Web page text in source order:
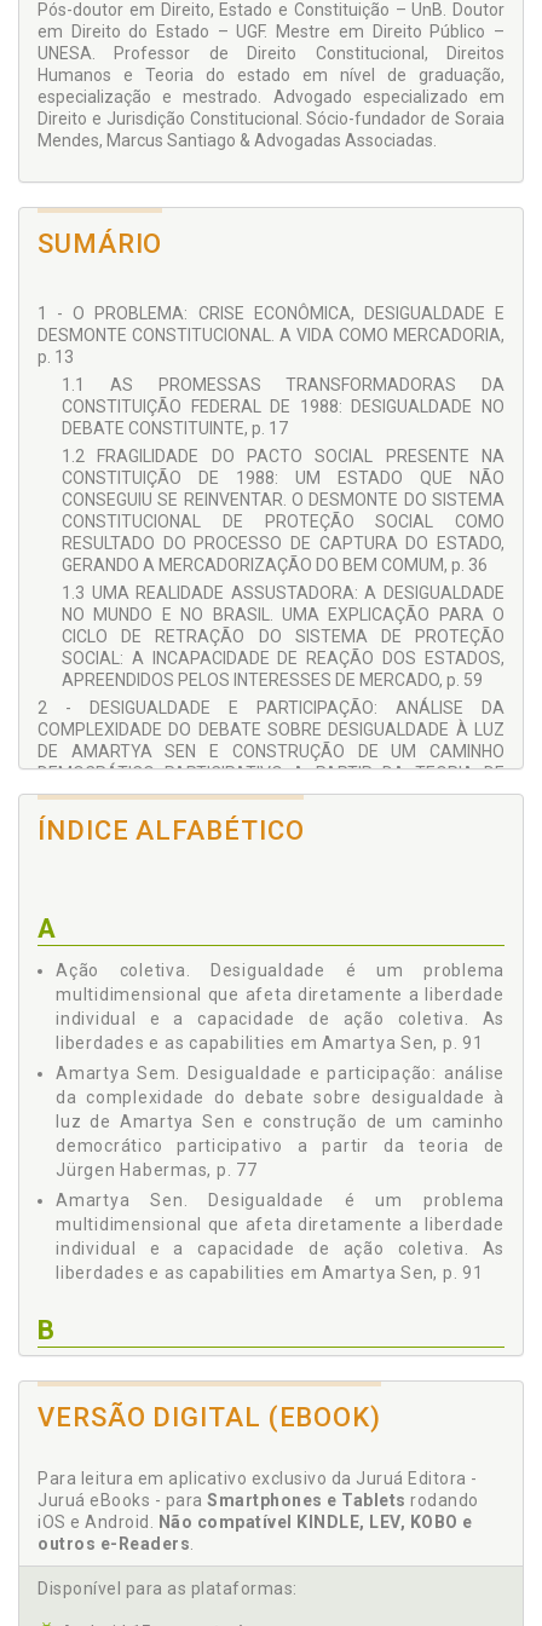
a assegurar o bem de todos, e não apenas de alguns
privilegiados de sempre.
Pós-doutor em Direito, Estado e Constituição – UnB. Doutor
em Direito do Estado – UGF. Mestre em Direito Público –
UNESA. Professor de Direito Constitucional, Direitos
Humanos e Teoria do estado em nível de graduação,
especialização e mestrado. Advogado especializado em
Direito e Jurisdição Constitucional. Sócio-fundador de Soraia
Mendes, Marcus Santiago & Advogadas Associadas.
SUMÁRIO
1 - O PROBLEMA: CRISE ECONÔMICA, DESIGUALDADE E
DESMONTE CONSTITUCIONAL. A VIDA COMO MERCADORIA,
p. 13
1.1 AS PROMESSAS TRANSFORMADORAS DA
CONSTITUIÇÃO FEDERAL DE 1988: DESIGUALDADE NO
DEBATE CONSTITUINTE, p. 17
1.2 FRAGILIDADE DO PACTO SOCIAL PRESENTE NA
CONSTITUIÇÃO DE 1988: UM ESTADO QUE NÃO
CONSEGUIU SE REINVENTAR. O DESMONTE DO SISTEMA
CONSTITUCIONAL DE PROTEÇÃO SOCIAL COMO
RESULTADO DO PROCESSO DE CAPTURA DO ESTADO,
GERANDO A MERCADORIZAÇÃO DO BEM COMUM, p. 36
1.3 UMA REALIDADE ASSUSTADORA: A DESIGUALDADE
NO MUNDO E NO BRASIL. UMA EXPLICAÇÃO PARA O
CICLO DE RETRAÇÃO DO SISTEMA DE PROTEÇÃO
SOCIAL: A INCAPACIDADE DE REAÇÃO DOS ESTADOS,
APREENDIDOS PELOS INTERESSES DE MERCADO, p. 59
2 - DESIGUALDADE E PARTICIPAÇÃO: ANÁLISE DA
COMPLEXIDADE DO DEBATE SOBRE DESIGUALDADE À LUZ
DE AMARTYA SEN E CONSTRUÇÃO DE UM CAMINHO
DEMOCRÁTICO PARTICIPATIVO A PARTIR DA TEORIA DE
JÜRGEN HABERMAS, p. 77
2.1 UMA ERA DE DESIGUALDADE: O LEGADO DE DÉCADAS
DE PREDOMÍNIO DO PENSAMENTO NEOLIBERAL, COM
LIBERDADE INDIVIDUAL E A CAPACIDADE DE AÇÃO
COLETIVA. AS LIBERDADES E AS CAPABILITIES EM
AMARTYA SEN, p. 91
2.3 O DESAFIO DE TORNAR POSSÍVEL A PARTICIPAÇÃO
EM UM CONTEXTO DE SOCIEDADES FRAGMENTADAS E
POLARIZADAS. A PERSPECTIVA HABERMASIANA E SUA
APOSTA EM CONSENSOS FORMADOS A PARTIR DE
VONTADES INDIVIDUAIS ORGANIZADAS POR MEIO DE
CANAIS INSTITUCIONAIS. A RESSIGNIFICAÇÃO DO
ESPAÇO PÚBLICO, p. 110
3 - O QUE É POSSÍVEL FAZER? PROPOSTAS PARA
CONSTRUÇÃO DE NOVOS CAMINHOS QUE PERMITAM
RESGATAR O MODELO DEMOCRÁTICO PARTICIPATIVO
DESENHADO NA CONSTITUIÇÃO DE 1988 E SEU
COMPROMISSO TRANSFORMADOR, p. 133
138
3.2 DESAFIOS E POSSIBILIDADES DE MODELOS
DEMOCRÁTICOS PARTICIPATIVOS, p. 147
3.3 COMO IMPLEMENTAR O MODELO TEÓRICO, p. 151
Abertura Participativa Segundo a Lógica
Habermasiana, p. 152
3.3.2 Metodologias de Análise: um Modelo para Apurar
a Eficácia de Ações Voltadas a Combater a
Desigualdade e Incrementar as Capacidades Humanas
- a Multidimensional Inequality Framework, p. 154
ÍNDICE ALFABÉTICO
A
Ação coletiva. Desigualdade é um problema
multidimensional que afeta diretamente a liberdade
individual e a capacidade de ação coletiva. As
liberdades e as capabilities em Amartya Sen, p. 91
Amartya Sem. Desigualdade e participação: análise
da complexidade do debate sobre desigualdade à
luz de Amartya Sen e construção de um caminho
democrático participativo a partir da teoria de
Jürgen Habermas, p. 77
Amartya Sen. Desigualdade é um problema
multidimensional que afeta diretamente a liberdade
individual e a capacidade de ação coletiva. As
liberdades e as capabilities em Amartya Sen, p. 91
B
se reinventar. O desmonte do sistema constitucional
captura do Estado, gerando a mercadorização do
bem comum, p. 36
C
Capabilities. Desigualdade é um problema
VERSÃO DIGITAL (EBOOK)
Para leitura em aplicativo exclusivo da Juruá Editora -
Juruá eBooks - para Smartphones e Tablets rodando
iOS e Android. Não compatível KINDLE, LEV, KOBO e
outros e-Readers.
Disponível para as plataformas: